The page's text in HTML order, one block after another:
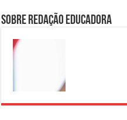
Sobre Redação Educadora